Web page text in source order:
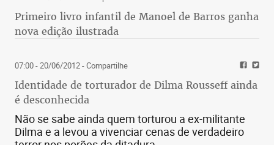
Primeiro livro infantil de Manoel de Barros ganha
nova edição ilustrada
07:00 - 20/06/2012- Compartilhe
Identidade de torturador de Dilma Rousseff ainda
é desconhecida
Não se sabe ainda quem torturou a ex-militante
Dilma e a levou a vivenciar cenas de verdadeiro